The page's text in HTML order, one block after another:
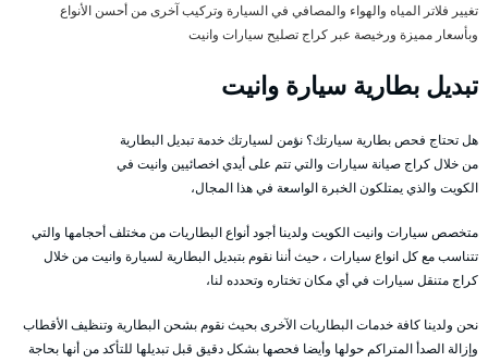
تغيير فلاتر المياه والهواء والمصافي في السيارة وتركيب آخرى من أحسن الأنواع
وبأسعار مميزة ورخيصة عبر كراج تصليح سيارات وانيت
تبديل بطارية سيارة وانيت
هل تحتاج فحص بطارية سيارتك؟ نؤمن لسيارتك خدمة تبديل البطارية
من خلال كراج صيانة سيارات والتي تتم على أيدي اخصائيين وانيت في
الكويت والذي يمتلكون الخبرة الواسعة في هذا المجال،
متخصص سيارات وانيت الكويت ولدينا أجود أنواع البطاريات من مختلف أحجامها والتي
تتناسب مع كل انواع سيارات ، حيث أننا نقوم بتبديل البطارية لسيارة وانيت من خلال
كراج متنقل سيارات في أي مكان تختاره وتحدده لنا،
نحن ولدينا كافة خدمات البطاريات الآخرى بحيث نقوم بشحن البطارية وتنظيف الأقطاب
وإزالة الصدأ المتراكم حولها وأيضا فحصها بشكل دقيق قبل تبديلها للتأكد من أنها بحاجة